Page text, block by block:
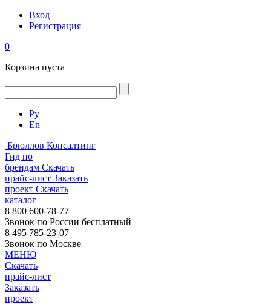
Вход
Регистрация
0
Корзина пуста
Ру
En
Брюллов Консалтинг
Гид по
брендам Скачать
прайс-лист Заказать
проект Скачать
каталог
8 800 600-78-77
Звонок по России бесплатный
8 495 785-23-07
Звонок по Москве
МЕНЮ
Скачать
прайс-лист
Заказать
проект